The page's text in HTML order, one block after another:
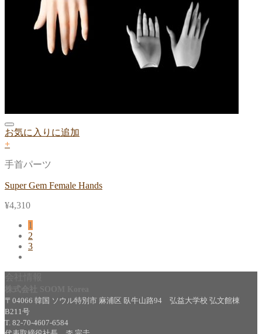
お気に入りに追加
+
手首パーツ
Super Gem Female Hands
¥4,310
1
2
3
〒04066 韓国 ソウル特別市 麻浦区 臥牛山路94 弘益大学校 弘文館棟
B211号
T. 82-70-4607-6584